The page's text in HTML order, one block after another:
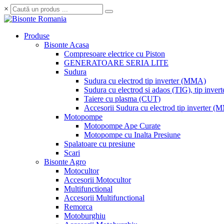
×
Produse
Bisonte Acasa
Compresoare electrice cu Piston
GENERATOARE SERIA LITE
Sudura
Sudura cu electrod tip inverter (MMA)
Sudura cu electrod si adaos (TIG), tip
Taiere cu plasma (CUT)
Accesorii Sudura cu electrod tip inverter
Motopompe
Motopompe Ape Curate
Motopompe cu Inalta Presiune
Spalatoare cu presiune
Scari
Bisonte Agro
Motocultor
Accesorii Motocultor
Multifunctional
Accesorii Multifunctional
Remorca
Motoburghiu